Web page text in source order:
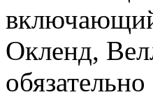
Окленд,